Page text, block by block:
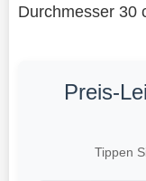
Durchmesser 30
Preis-
Tippen